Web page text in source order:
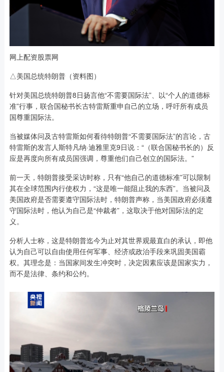
网上配资股票网
△美国总统特朗普（资料图）
针对美国总统特朗普8日扬言他“不需要国际法”、以“个人的道德标
准”行事，联合国秘书长古特雷斯重申自己的立场，呼吁所有成员
国尊重国际法。
当被媒体问及古特雷斯如何看待特朗普“不需要国际法”的言论，古
特雷斯的发言人斯特凡纳·迪雅里克9日说：“（联合国秘书长的）反
应是再度向所有成员国强调，尊重他们自己创立的国际法。”
前一天，特朗普接受采访时称，只有“他自己的道德标准”可以限制
其在全球范围内行使权力，“这是唯一能阻止我的东西”。当被问及
美国政府是否需要遵守国际法时，特朗普声称，当美国政府必须遵
守国际法时，他认为自己是“仲裁者”，这取决于他对国际法的定
义。
分析人士称，这是特朗普迄今为止对其世界观最直白的承认，即他
认为自己可以自由使用任何军事、经济或政治手段来巩固美国霸
权。其理念是：当国家间发生冲突时，决定因素应该是国家实力，
而不是法律、条约和公约。